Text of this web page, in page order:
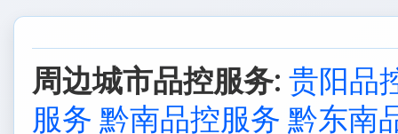
周边城市品控服务: 贵阳品
服务 黔南品控服务 黔东南